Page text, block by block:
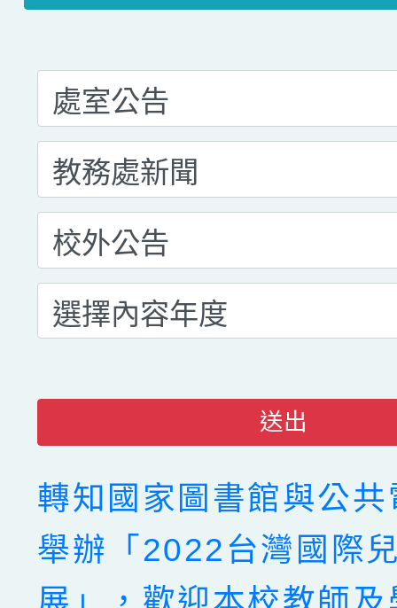
送出
轉知國家圖書館與公
舉辦「2022台灣國際